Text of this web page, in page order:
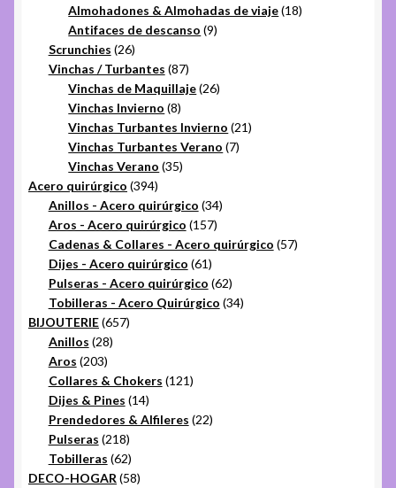
productos
Almohadones & Almohadas de viaje 1818
Antifaces de descanso 99
Scrunchies 2626
productos
Vinchas / Turbantes 8787
productos
Vinchas de Maquillaje 2626
Vinchas Invierno 88
productos
Vinchas Turbantes Invierno 2121
Vinchas Turbantes Verano 77
Vinchas Verano 3535
Acero quirúrgico 394394
productos
Anillos - Acero quirúrgico 3434
Aros - Acero quirúrgico 157157
productos
Cadenas & Collares - Acero quirúrgico 5757
Dijes - Acero quirúrgico 6161
productos
Pulseras - Acero quirúrgico 6262
productos
Tobilleras - Acero Quirúrgico 3434
BIJOUTERIE 657657
Anillos 2828
Aros 203203
productos
Collares & Chokers 121121
Dijes & Pines 1414
productos
Prendedores & Alfileres 2222
Pulseras 218218
productos
Tobilleras 6262
productos
DECO-HOGAR 5858